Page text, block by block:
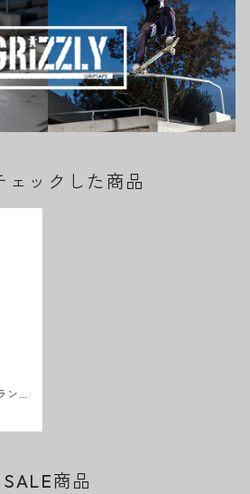
ェックした商品
ンヤ
ネ
ー
SALE商品